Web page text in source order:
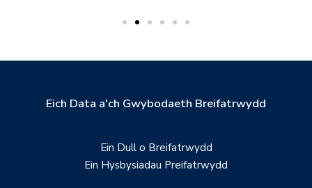
Eich Data a'ch Gwybodaeth Breifatrwydd
Ein Dull o Breifatrwydd
Ein Hysbysiadau Preifatrwydd